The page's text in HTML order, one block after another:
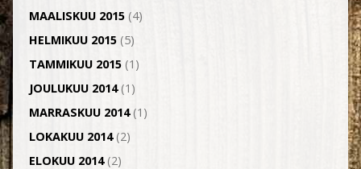
MAALISKUU 2015(4)
HELMIKUU 2015(5)
TAMMIKUU 2015(1)
JOULUKUU 2014(1)
MARRASKUU 2014(1)
LOKAKUU 2014(2)
ELOKUU 2014(2)